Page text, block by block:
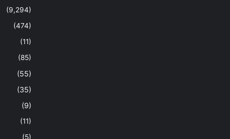
(9,294)
(474)
(11)
(85)
(55)
(35)
(9)
(11)
(5)